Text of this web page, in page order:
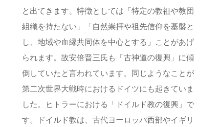
と出てきます。特徴としては「特定の教祖や教団
組織を持たない」「自然崇拝や祖先信仰を基盤と
し、地域や血縁共同体を中心とする」ことがあげ
られます。故安倍晋三氏も「古神道の復興」に傾
倒していたと言われています。同じようなことが
第二次世界大戦時におけるドイツにも起きていま
した。ヒトラーにおける「ドイルド教の復興」で
す。ドイルド教は、古代ヨーロッパ西部やイギリ